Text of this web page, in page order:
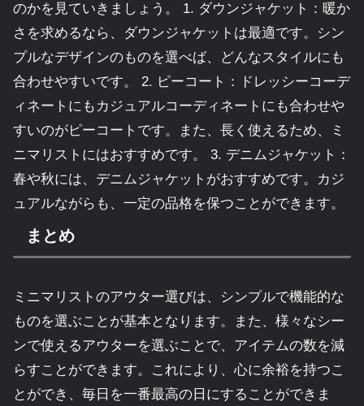
のかを見ていきましょう。 1. ダウンジャケット：暖か
さを求めるなら、ダウンジャケットは最適です。シン
プルなデザインのものを選べば、どんなスタイルにも
合わせやすいです。 2. ピーコート：ドレッシーコーデ
ィネートにもカジュアルコーディネートにも合わせや
すいのがピーコートです。また、長く使えるため、ミ
ニマリストにはおすすめです。 3. デニムジャケット：
春や秋には、デニムジャケットがおすすめです。カジ
ュアルながらも、一定の品格を保つことができます。
まとめ
ミニマリストのアウター選びは、シンプルで機能的な
ものを選ぶことが基本となります。また、様々なシー
ンで使えるアウターを選ぶことで、アイテムの数を減
らすことができます。これにより、心に余裕を持つこ
とができ、毎日を一番最高の日にすることができま